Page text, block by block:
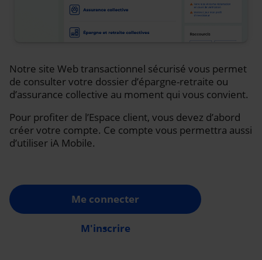
Notre site Web transactionnel sécurisé vous permet
de consulter votre dossier d’épargne-retraite ou
d’assurance collective au moment qui vous convient.
Pour profiter de l’Espace client, vous devez d’abord
créer votre compte. Ce compte vous permettra aussi
d’utiliser iA Mobile.
Me connecter
M'inscrire